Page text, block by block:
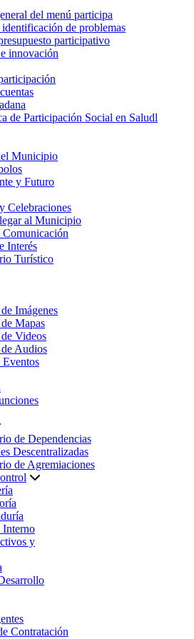
del menú participa
de problemas
participativo
innovación
de Participación Social en Saludl
Municipio
y Futuro
Celebraciones
al Municipio
Comunicación
Interés
Turístico
Imágenes
Mapas
Videos
Audios
Eventos
de Dependencias
Descentralizadas
de Agremiaciones
y
Contratación